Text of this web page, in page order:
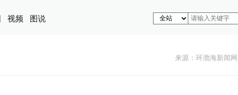
视频 图说
来源： ​环渤海新闻网